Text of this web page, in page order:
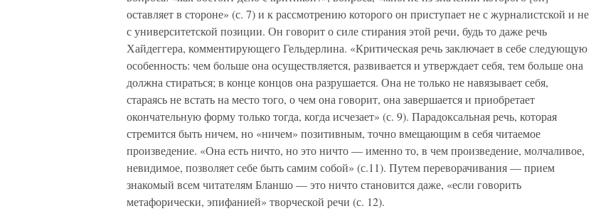
оставляет в стороне» (с. 7) и к рассмотрению которого он приступает не с журналистской и не
с университетской позиции. Он говорит о силе стирания этой речи, будь то даже речь
Хайдеггера, комментирующего Гельдерлина. «Критическая речь заключает в себе следующую
особенность: чем больше она осуществляется, развивается и утверждает себя, тем больше она
должна стираться; в конце концов она разрушается. Она не только не навязывает себя,
стараясь не встать на место того, о чем она говорит, она завершается и приобретает
окончательную форму только тогда, когда исчезает» (с. 9). Парадоксальная речь, которая
стремится быть ничем, но «ничем» позитивным, точно вмещающим в себя читаемое
произведение. «Она есть ничто, но это ничто — именно то, в чем произведение, молчаливое,
невидимое, позволяет себе быть самим собой» (с.11). Путем переворачивания — прием
знакомый всем читателям Бланшо — это ничто становится даже, «если говорить
метафорически, эпифанией» творческой речи (с. 12).